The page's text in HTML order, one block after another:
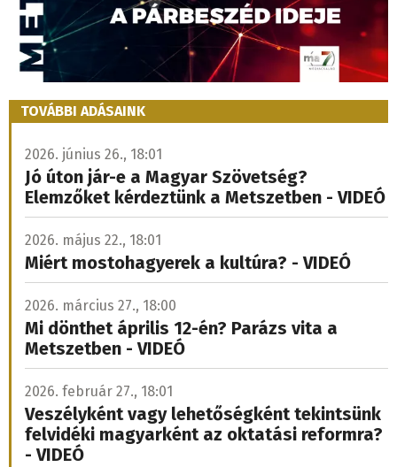
TOVÁBBI ADÁSAINK
2026. június 26., 18:01
Jó úton jár-e a Magyar Szövetség?
Elemzőket kérdeztünk a Metszetben - VIDEÓ
2026. május 22., 18:01
Miért mostohagyerek a kultúra? - VIDEÓ
2026. március 27., 18:00
Mi dönthet április 12-én? Parázs vita a
Metszetben - VIDEÓ
2026. február 27., 18:01
Veszélyként vagy lehetőségként tekintsünk
felvidéki magyarként az oktatási reformra?
- VIDEÓ